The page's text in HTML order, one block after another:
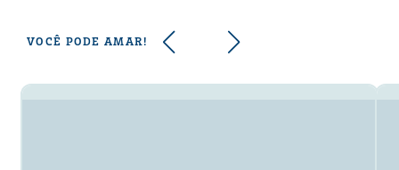
VOCÊ PODE AMAR!